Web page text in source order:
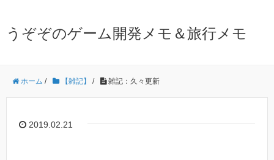
うぞぞのゲーム開発メモ＆旅行メモ
ホーム / 【雑記】 / 雑記：久々更新
2019.02.21